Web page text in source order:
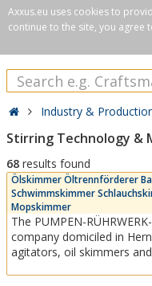
Axxus.eu uses cookies to
continue to the site, you agree
Industry &
Stirring Technology &
68 results found
Ölskimmer Öltrennförderer
Schwimmskimmer
Mopskimmer
The PUMPEN-
company domiciled in
agitators, oil skimmers and pumps since 1979.Our